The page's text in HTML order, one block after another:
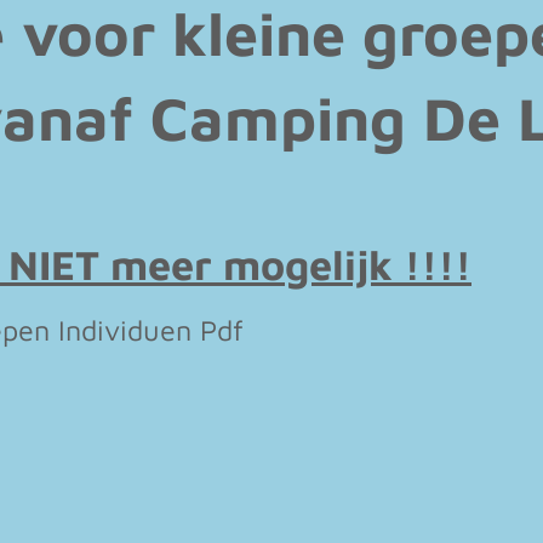
voor kleine
Camping De
meer mogelijk !!!!
Individuen Pdf